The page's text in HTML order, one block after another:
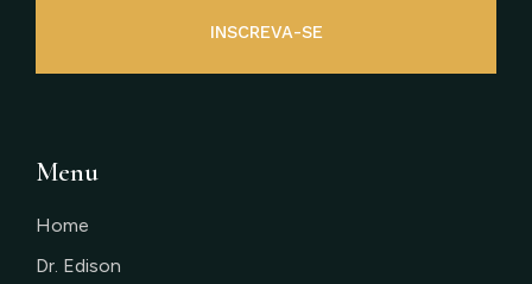
INSCREVA-SE
Menu
Home
Dr. Edison